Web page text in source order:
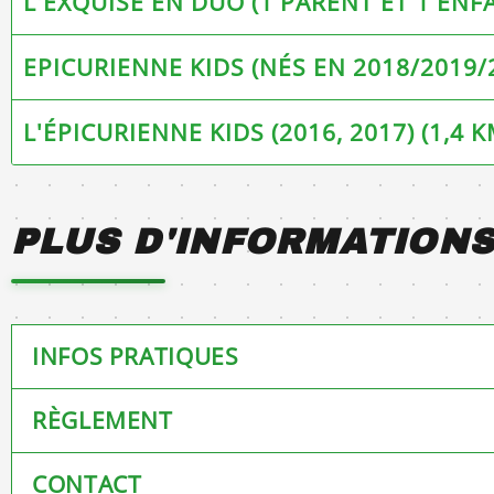
EPICURIENNE KIDS (NÉS EN 2018/
L'ÉPICURIENNE KIDS (2016, 2017) (1,4
PLUS
INFOS PRATIQUES
Retrait des dossards : Récupérez-les depuis la veille après-
N’oubliez pas : Emportez au moins un demi-litre d’eau, il
RÈGLEMENT
Disponible ICI
CONTACT